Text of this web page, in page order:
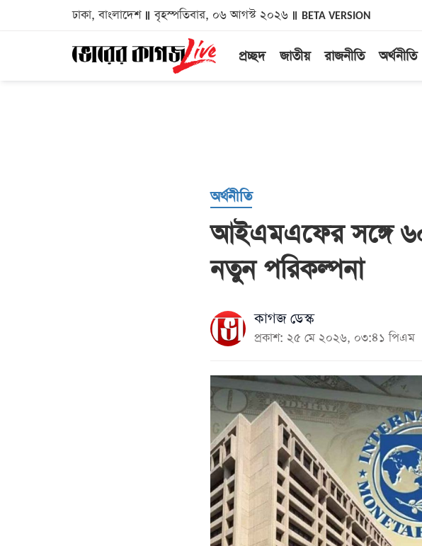
ঢাকা, বাংলাদেশ বৃহস্পতিবার, ০৬ আগস্ট ২০২৬ BETA VERSION
প্রচ্ছদ জাতীয় রাজনীতি অর্থনীতি
অর্থনীতি
আইএমএফের সঙ্গে
নতুন পরিকল্পনা
কাগজ ডেস্ক
প্রকাশ: ২৫ মে ২০২৬, ০৩:৪১ পিএম